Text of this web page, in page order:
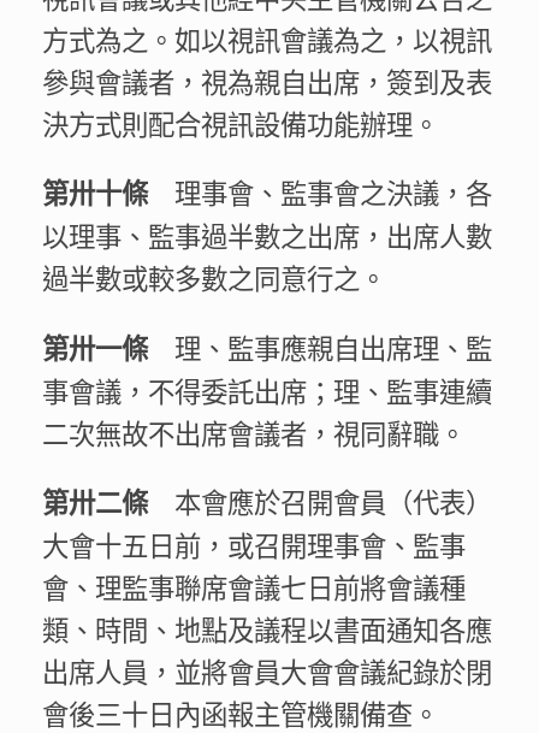
方式為之。如以視訊會議為之，以視訊
參與會議者，視為親自出席，簽到及表
決方式則配合視訊設備功能辦理。
第卅十條理事會、監事會之決議，各
以理事、監事過半數之出席，出席人數
過半數或較多數之同意行之。
第卅一條理、監事應親自出席理、監
事會議，不得委託出席；理、監事連續
二次無故不出席會議者，視同辭職。
第卅二條本會應於召開會員（代表）
大會十五日前，或召開理事會、監事
會、理監事聯席會議七日前將會議種
類、時間、地點及議程以書面通知各應
出席人員，並將會員大會會議紀錄於閉
會後三十日內函報主管機關備查。